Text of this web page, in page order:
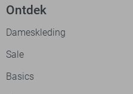
Ontdek
Dameskleding
Sale
Basics